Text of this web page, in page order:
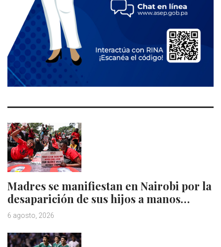
Madres se manifiestan en Nairobi por la
desaparición de sus hijos a manos…
6 agosto, 2026